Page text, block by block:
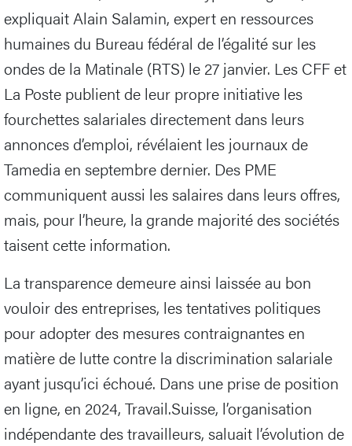
expliquait Alain Salamin, expert en ressources
humaines du Bureau fédéral de l’égalité sur les
ondes de la Matinale (RTS) le 27 janvier. Les CFF et
La Poste publient de leur propre initiative les
fourchettes salariales directement dans leurs
annonces d’emploi, révélaient les journaux de
Tamedia en septembre dernier. Des PME
communiquent aussi les salaires dans leurs offres,
mais, pour l’heure, la grande majorité des sociétés
taisent cette information.
La transparence demeure ainsi laissée au bon
vouloir des entreprises, les tentatives politiques
pour adopter des mesures contraignantes en
matière de lutte contre la discrimination salariale
ayant jusqu’ici échoué. Dans une prise de position
en ligne, en 2024, Travail.Suisse, l’organisation
indépendante des travailleurs, saluait l’évolution de